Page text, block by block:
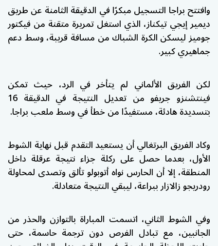
وافتتح براجا التسجيل مبكرًا في الدقيقة الثامنة عن طريق
ديمير إيجي تيكناز، الذي استغل تمريرة متقنة من فيكتور
جوميز ليسكن الكرة الشباك من مسافة قريبة، وسط دعم
جماهيري كبير.
لكن الفريق الألماني لم يتأخر في الرد، حيث تمكن
فينتشنزو جريفو من تعديل النتيجة في الدقيقة 16
بتسديدة هادئة، مستفيدًا من خطأ في وسط ملعب براجا.
وكاد الفريق البرتغالي أن يستعيد التقدم قبل نهاية الشوط
الأول، بعدما حصل على ركلة جزاء نتيجة عرقلة داخل
المنطقة، إلا أن الحارس نواه أتوبولو تألق وتصدى لمحاولة
رودريجو زالازار ببراعة، ليبقي النتيجة متعادلة.
وفي الشوط الثاني، اتسمت المباراة بالتوازن والحذر من
الجانبين، مع تبادل الفرص دون ترجمة حاسمة، حتى